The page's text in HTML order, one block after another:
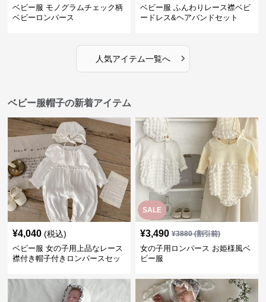
ベビー服 モノグラムチェック柄
ベビーロンパース
ベビー服 ふんわりレース襟ベビ
ードレス&ヘアバンドセット
人気アイテム一覧へ ›
ベビー服帽子の新着アイテム
¥4,040 (税込)
ベビー服 女の子用上品なレース
襟付き帽子付きロンパースセッ
SALE
¥3,490 ¥3880(割引前)
女の子用ロンパース お姫様風ベ
ビー服